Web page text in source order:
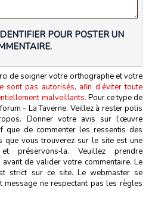
POUR POSTER UN
de soigner votre orthographe et votre
sont pas autorisés, afin d’éviter toute
malveillants. Pour ce type de
- La Taverne. Veillez à rester polis
Donner votre avis sur l’œuvre
que de commenter les ressentis des
que vous trouverez sur le site est une
préservons‑la. Veuillez prendre
avant de valider votre commentaire. Le
strict sur ce site. Le webmaster se
ne respectant pas les règles